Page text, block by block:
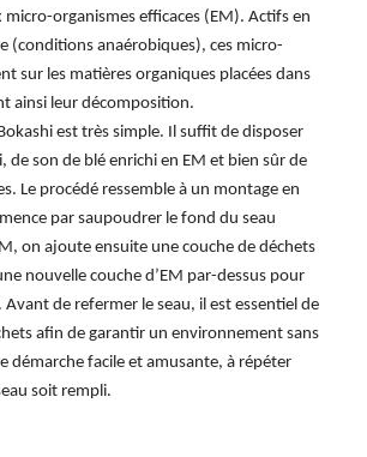
micro-organismes efficaces (EM). Actifs en
(conditions anaérobiques), ces micro-
sur les matières organiques placées dans
ainsi leur décomposition.
est très simple. Il suffit de disposer
de son de blé enrichi en EM et bien sûr de
Le procédé ressemble à un montage en
par saupoudrer le fond du seau
on ajoute ensuite une couche de déchets
nouvelle couche d’EM par-dessus pour
Avant de refermer le seau, il est essentiel de
afin de garantir un environnement sans
démarche facile et amusante, à répéter
soit rempli.